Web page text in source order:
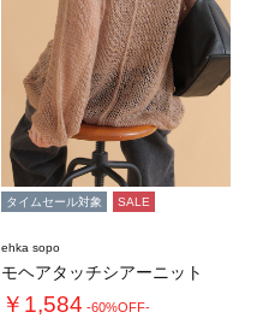
タイムセール対象 SALE
ehka sopo
モヘアタッチシアーニット
￥1,584 -60%OFF-